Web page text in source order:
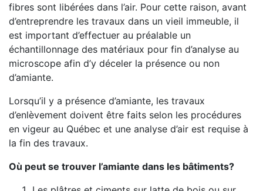
fibres sont libérées dans l’air. Pour cette raison, avant
d’entreprendre les travaux dans un vieil immeuble, il
est important d’effectuer au préalable un
échantillonnage des matériaux pour fin d’analyse au
microscope afin d’y déceler la présence ou non
d’amiante.
Lorsqu’il y a présence d’amiante, les travaux
d’enlèvement doivent être faits selon les procédures
en vigeur au Québec et une analyse d’air est requise à
la fin des travaux.
Où peut se trouver l’amiante dans les bâtiments?